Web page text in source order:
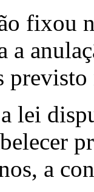
fixou
a
lei
a